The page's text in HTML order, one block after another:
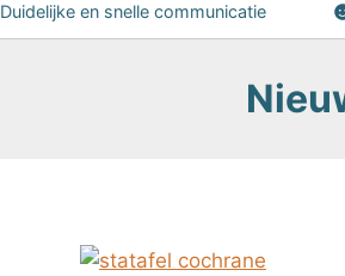
Duidelijke en snelle communicatie